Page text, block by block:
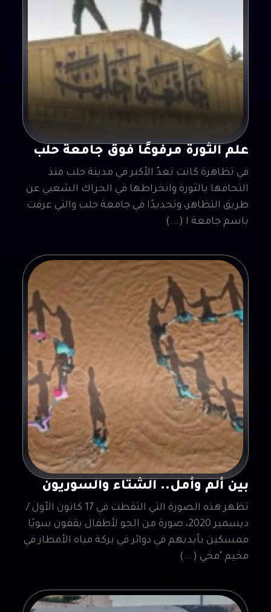
علم الثورة مرفوعًا فوق جامعة حلب
في تظاهرة كانت تعدّ الأكبر في مدينة حلب منذ
التحاقها بالثورة وانخراطها في الحراك الشعبي عن
طريق التظاهر، وتحديدًا في جامعة حلب والتي عرفت
باسم جامعة ا (...)
بين ألم وأمل.. الشتاء والسوريون
تظهر هذه الصورة التي التقطت في 17 كانون الأول /
ديسمبر 2020، صورة من الجو لأطفال يقفون سويًا
ممسكين بأيديهم في دوائر في بركة مياه الأمطار في
مخيم "مخي (...)